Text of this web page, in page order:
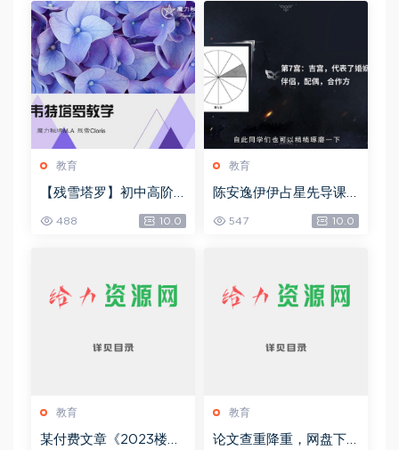
教育
【残雪塔罗】初中高阶
合集，网盘下载(1.06G)
488 10.0
教育
陈安逸伊伊占星先导课
+初中高级，网盘下载(4
6.45G)
547 10.0
教育
某付费文章《2023楼市
教育
论文查重降重，网盘下